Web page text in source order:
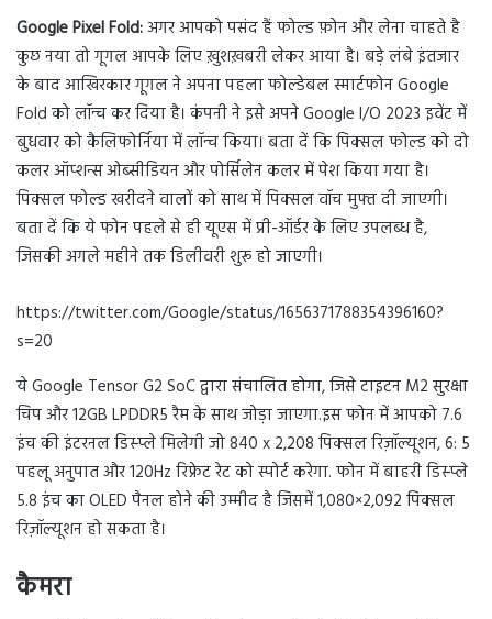
Google Pixel Fold:अगर आपको पसंद हैं फोल्ड फ़ोन और लेना चाहते है
कुछ नया तो गूगल आपके लिए ख़ुशख़बरी लेकर आया है। बड़े लंबे इंतजार
के बाद आखिरकार गूगल ने अपना पहला फोल्डेबल स्मार्टफोन Google
Fold को लॉन्च कर दिया है। कंपनी ने इसे अपने Google I/O 2023 इवेंट में
बुधवार को कैलिफोर्निया में लॉन्च किया। बता दें कि पिक्सल फोल्ड को दो
कलर ऑप्शन्स ओब्सीडियन और पोर्सिलेन कलर में पेश किया गया है।
पिक्सल फोल्ड खरीदने वालों को साथ में पिक्सल वॉच मुफ्त दी जाएगी।
बता दें कि ये फोन पहले से ही यूएस में प्री-ऑर्डर के लिए उपलब्ध है,
जिसकी अगले महीने तक डिलीवरी शुरू हो जाएगी।
https://twitter.com/Google/status/1656371788354396160?
s=20
ये Google Tensor G2 SoC द्वारा संचालित होगा, जिसे टाइटन M2 सुरक्षा
चिप और 12GB LPDDR5 रैम के साथ जोड़ा जाएगा.इस फोन में आपको 7.6
इंच की इंटरनल डिस्प्ले मिलेगी जो 840 x 2,208 पिक्सल रिज़ॉल्यूशन, 6: 5
पहलू अनुपात और 120Hz रिफ्रेट रेट को स्पोर्ट करेगा. फोन में बाहरी डिस्प्ले
5.8 इंच का OLED पैनल होने की उम्मीद है जिसमें 1,080×2,092 पिक्सल
रिज़ॉल्यूशन हो सकता है।
कैमरा